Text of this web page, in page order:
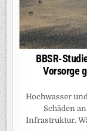
BBSR-
Vorsorge
Hochwasser
Schäden
Infrastruktur.